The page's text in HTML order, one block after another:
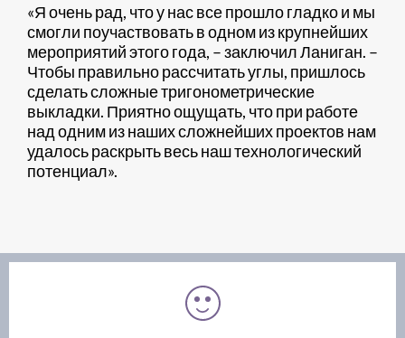
«Я очень рад, что у нас все прошло гладко и мы
смогли поучаствовать в одном из крупнейших
мероприятий этого года, – заключил Ланиган. –
Чтобы правильно рассчитать углы, пришлось
сделать сложные тригонометрические
выкладки. Приятно ощущать, что при работе
над одним из наших сложнейших проектов нам
удалось раскрыть весь наш технологический
потенциал».